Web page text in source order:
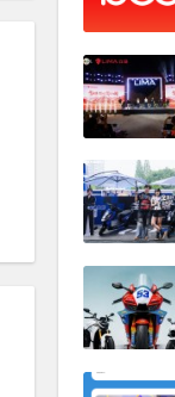
台荣C5 #摩